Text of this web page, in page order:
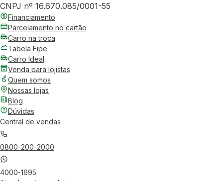
CNPJ nº 16.670.085/0001-55
Financiamento
Parcelamento no cartão
Carro na troca
Tabela Fipe
Carro Ideal
Venda para lojistas
Quem somos
Nossas lojas
Blog
Dúvidas
Central de vendas
0800-200-2000
4000-1695